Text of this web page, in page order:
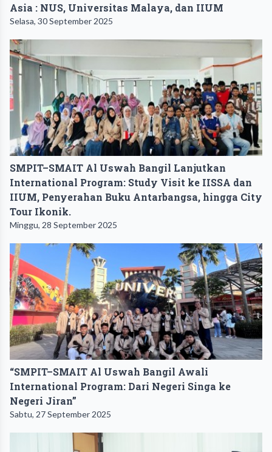
Asia : NUS, Universitas Malaya, dan IIUM
Selasa, 30 September 2025
SMPIT–SMAIT Al Uswah Bangil Lanjutkan
International Program: Study Visit ke IISSA dan
IIUM, Penyerahan Buku Antarbangsa, hingga City
Tour Ikonik.
Minggu, 28 September 2025
“SMPIT–SMAIT Al Uswah Bangil Awali
International Program: Dari Negeri Singa ke
Negeri Jiran”
Sabtu, 27 September 2025